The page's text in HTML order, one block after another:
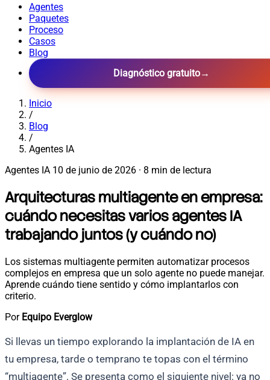
Agentes
Paquetes
Proceso
Casos
Blog
Diagnóstico gratuito→
Inicio
/
Blog
/
Agentes IA
Agentes IA 10 de junio de 2026 · 8 min de lectura
Arquitecturas multiagente en empresa:
cuándo necesitas varios agentes IA
trabajando juntos (y cuándo no)
Los sistemas multiagente permiten automatizar procesos
complejos en empresa que un solo agente no puede manejar.
Aprende cuándo tiene sentido y cómo implantarlos con
criterio.
Por Equipo Everglow
Si llevas un tiempo explorando la implantación de IA en
tu empresa, tarde o temprano te topas con el término
“multiagente”. Se presenta como el siguiente nivel: ya no